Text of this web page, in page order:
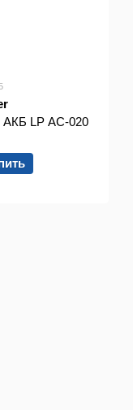
АКБ LP AC-020